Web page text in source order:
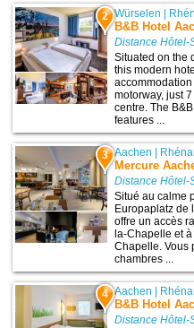
2 Würselen
B&B Hotel
Distance
Situated on the
this modern
motorway, just
centre. The
features ...
3 Aachen
Mercure
Distance
Situé au calme
Europaplatz de
offre un accès
la-Chapelle et
Chapelle. Vous
chambres ...
4 Aachen
B&B Hotel
Distance